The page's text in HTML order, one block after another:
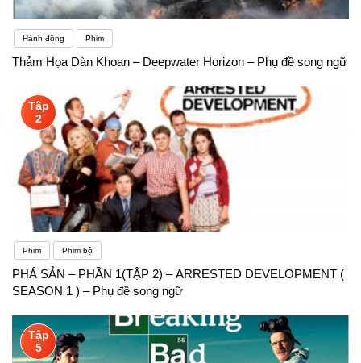
Hành động Phim
Thảm Họa Dàn Khoan – Deepwater Horizon – Phụ đề song ngữ
Tập
2
Phim Phim bộ
PHÁ SẢN – PHẦN 1(TẬP 2) – ARRESTED DEVELOPMENT (
SEASON 1 ) – Phụ đề song ngữ
Tập
5